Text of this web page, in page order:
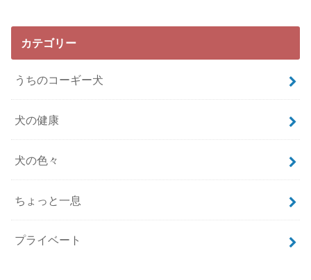
カテゴリー
うちのコーギー犬
犬の健康
犬の色々
ちょっと一息
プライベート